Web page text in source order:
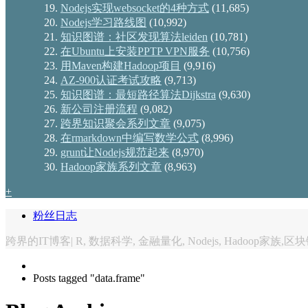
Nodejs实现websocket的4种方式 (11,685)
Nodejs学习路线图 (10,992)
知识图谱：社区发现算法leiden (10,781)
在Ubuntu上安装PPTP VPN服务 (10,756)
用Maven构建Hadoop项目 (9,916)
AZ-900认证考试攻略 (9,713)
知识图谱：最短路径算法Dijkstra (9,630)
新公司注册流程 (9,082)
跨界知识聚会系列文章 (9,075)
在rmarkdown中编写数学公式 (8,996)
grunt让Nodejs规范起来 (8,970)
Hadoop家族系列文章 (8,963)
+
粉丝日志
跨界的IT博客| R, 数据科学, 金融量化, Nodejs, Hadoop家族,区
Posts tagged "data.frame"